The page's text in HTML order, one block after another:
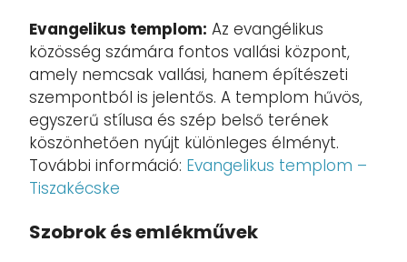
Evangelikus templom: Az evangélikus
közösség számára fontos vallási központ,
amely nemcsak vallási, hanem építészeti
szempontból is jelentős. A templom hűvös,
egyszerű stílusa és szép belső terének
köszönhetően nyújt különleges élményt.
További információ: Evangelikus templom –
Tiszakécske
Szobrok és emlékművek